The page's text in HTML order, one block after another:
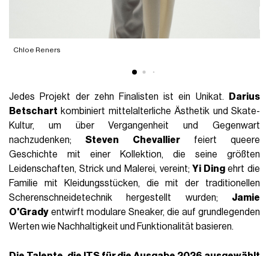
Chloe Reners
Jedes Projekt der zehn Finalisten ist ein Unikat.
Darius
Betschart kombiniert mittelalterliche Ästhetik und Skate-
Kultur, um über Vergangenheit und Gegenwart
nachzudenken;Steven Chevallierfeiert queere
Geschichte mit einer Kollektion, die seine größten
Leidenschaften, Strick und Malerei, vereint;Yi Dingehrt die
Familie mit Kleidungsstücken, die mit der traditionellen
Scherenschneidetechnik hergestellt wurden; Jamie
O'Grady entwirft modulare Sneaker, die auf grundlegenden
Werten wie Nachhaltigkeit und Funktionalität basieren.